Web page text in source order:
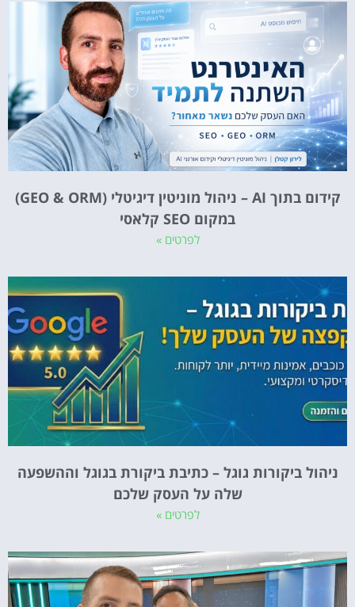
קידום בתוך AI – ניהול מוניטין דיגיטלי (GEO & ORM)
במקום SEO קלאסי
לפרטים »
ניהול ביקורות גוגל – כתיבת ביקורת בגוגל וההשפעה
שלה על העסק שלכם
לפרטים »